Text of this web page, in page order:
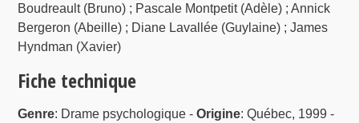
Boudreault (Bruno) ; Pascale Montpetit (Adèle) ; Annick
Bergeron (Abeille) ; Diane Lavallée (Guylaine) ; James
Hyndman (Xavier)
Fiche technique
Genre: Drame psychologique -Origine: Québec, 1999 -